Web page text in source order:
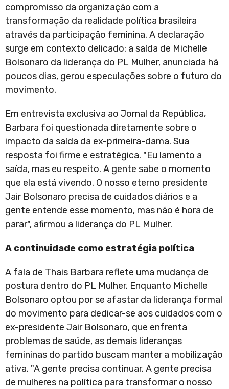
compromisso da organização com a
transformação da realidade política brasileira
através da participação feminina. A declaração
surge em contexto delicado: a saída de Michelle
Bolsonaro da liderança do PL Mulher, anunciada há
poucos dias, gerou especulações sobre o futuro do
movimento.
Em entrevista exclusiva ao Jornal da República,
Barbara foi questionada diretamente sobre o
impacto da saída da ex-primeira-dama. Sua
resposta foi firme e estratégica. "Eu lamento a
saída, mas eu respeito. A gente sabe o momento
que ela está vivendo. O nosso eterno presidente
Jair Bolsonaro precisa de cuidados diários e a
gente entende esse momento, mas não é hora de
parar", afirmou a liderança do PL Mulher.
A continuidade como estratégia política
A fala de Thais Barbara reflete uma mudança de
postura dentro do PL Mulher. Enquanto Michelle
Bolsonaro optou por se afastar da liderança formal
do movimento para dedicar-se aos cuidados com o
ex-presidente Jair Bolsonaro, que enfrenta
problemas de saúde, as demais lideranças
femininas do partido buscam manter a mobilização
ativa. "A gente precisa continuar. A gente precisa
de mulheres na política para transformar o nosso